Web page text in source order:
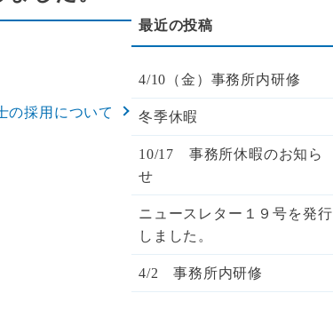
の採用について
4/10（金）事務所内研修
冬季休暇
10/17 事務所休暇のお知ら
せ
ニュースレター１９号を発行
しました。
4/2 事務所内研修